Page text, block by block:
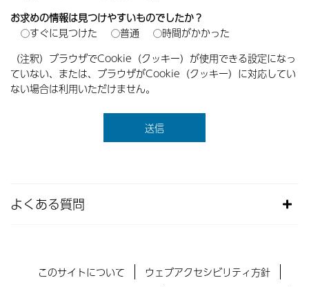
お求めの情報は見つけやすいものでしたか？
すぐに見つけた
普通
時間がかかった
（注釈）ブラウザでCookie（クッキー）が使用できる設定になっ
ていない、または、ブラウザがCookie（クッキー）に対応してい
ない場合は利用いただけません。
よくある質問
このサイトについて
ウェブアクセシビリティ方針